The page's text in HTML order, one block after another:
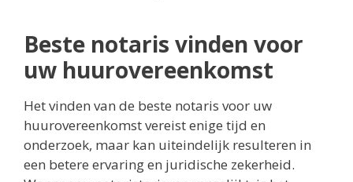
Beste notaris vinden voor
uw huurovereenkomst
Het vinden van de beste notaris voor uw
huurovereenkomst vereist enige tijd en
onderzoek, maar kan uiteindelijk resulteren in
een betere ervaring en juridische zekerheid.